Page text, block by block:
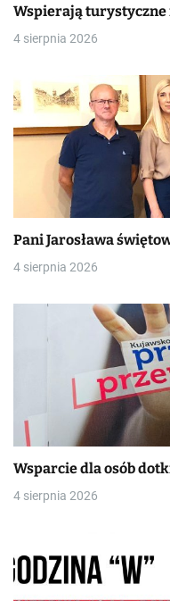
Wspierają
4 sierpnia 2026
Pani Jarosława
4 sierpnia 2026
Wsparcie dla osób
4 sierpnia 2026